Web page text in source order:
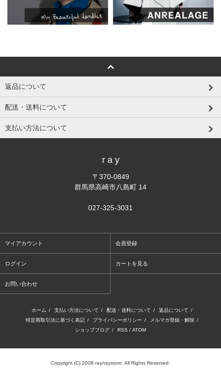
返品について
配送・送料について
支払い方法について
r a y
〒370-0849
群馬県高崎市八島町 14
027-325-3031
マイアカウント 会員登録
ログイン カートを見る
お問い合わせ
ホーム / 支払い方法について / 配送・送料について / 返品について /
特定商取引法に基づく表記 / プライバシーポリシー / メルマガ登録・解除 /
ショップブログ / RSS / ATOM
Copyright (C) 2008 ray/raystore. All Rights Reserved.